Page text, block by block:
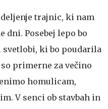
deljenje trajnic, ki nam
dni. Posebej lepo bo
ki bo poudarila
primerne za večino
homulicam,
V senci ob stavbah in